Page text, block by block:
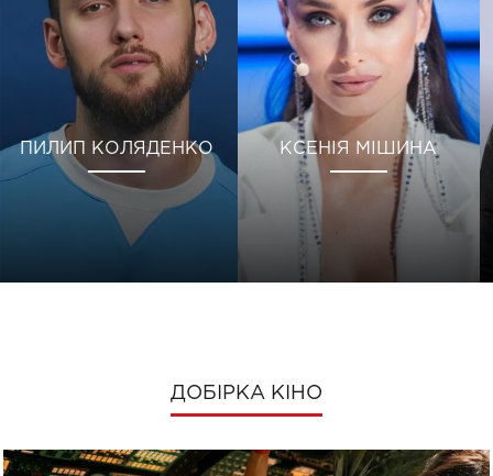
ПИЛИП КОЛЯДЕНКО КСЕНІЯ МІШИНА
ДОБІРКА КІНО